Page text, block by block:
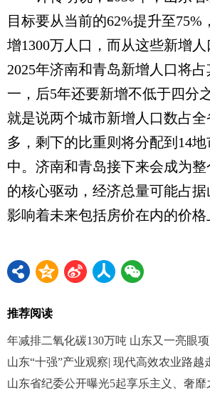
目标要从当前的62%提升至75%
增1300万人口，而从这些新增人
2025年济南和青岛新增人口将
一，后5年还要新增不低于四分
就是说两个城市新增人口数占全
多，剩下的比重则将分配到14
中。济南和青岛接下来会成为
的核心驱动，经济总量可能占据
影响着未来包括房价在内的价
推荐阅读
年减排二氧化碳130万吨 山东又一亮眼
山东“十强”产业观察| 现代高效农业路越
山东省纪委公开曝光5起享乐主义、奢靡